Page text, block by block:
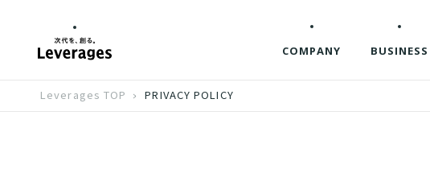
COMPANY BUSINESS
Leverages TOP PRIVACY POLICY